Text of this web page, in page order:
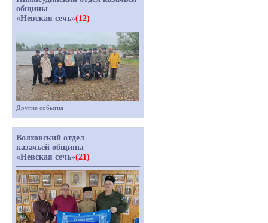
общины
«Невская сечь»(12)
Другие события
Волховский отдел
казачьей общины
«Невская сечь»(21)